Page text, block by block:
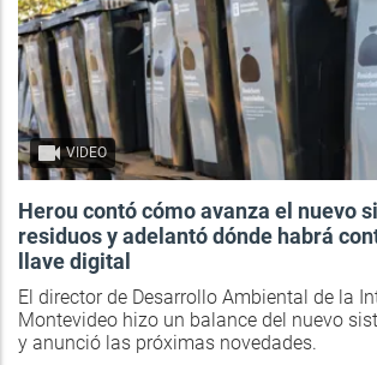
VIDEO
Herou contó cómo avanza el nuevo
residuos y adelantó dónde habrá
llave digital
El director de Desarrollo Ambiental de la
Montevideo hizo un balance del nuevo
y anunció las próximas novedades.